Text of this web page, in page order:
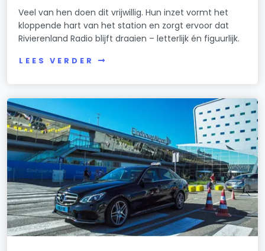
Veel van hen doen dit vrijwillig. Hun inzet vormt het
kloppende hart van het station en zorgt ervoor dat
Rivierenland Radio blijft draaien – letterlijk én figuurlijk.
LEES VERDER